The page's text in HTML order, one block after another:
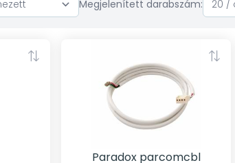
Megjelenített darabszám:
Paradox parcomcbl